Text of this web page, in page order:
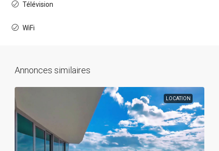
Télévision
WiFi
Annonces similaires
LOCATION